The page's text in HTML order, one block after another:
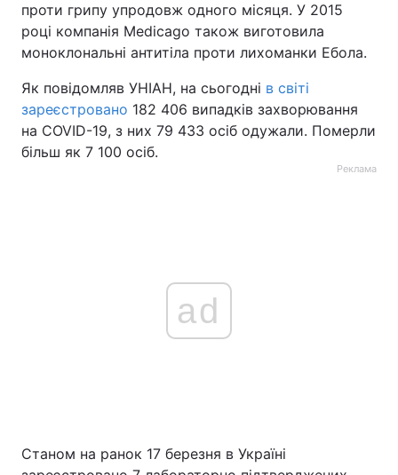
проти грипу упродовж одного місяця. У 2015
році компанія Medicago також виготовила
моноклональні антитіла проти лихоманки Ебола.
Як повідомляв УНІАН, на сьогодні в світі
зареєстровано 182 406 випадків захворювання
на COVID-19, з них 79 433 осіб одужали. Померли
більш як 7 100 осіб.
Реклама
ad
Станом на ранок 17 березня в Україні